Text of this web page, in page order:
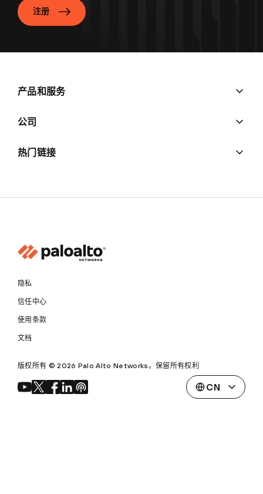
注册
产品和服务
公司
热门链接
隐私
信任中心
使用条款
文档
版权所有 © 2026 Palo Alto Networks。保留所有权利
CN